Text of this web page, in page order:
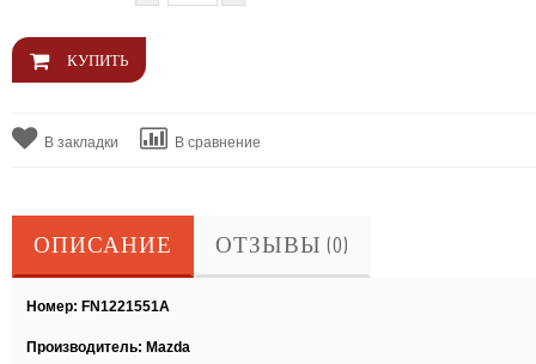
В закладки В сравнение
ОПИСАНИЕ ОТЗЫВЫ (0)
Номер: FN1221551A
Производитель: Mazda